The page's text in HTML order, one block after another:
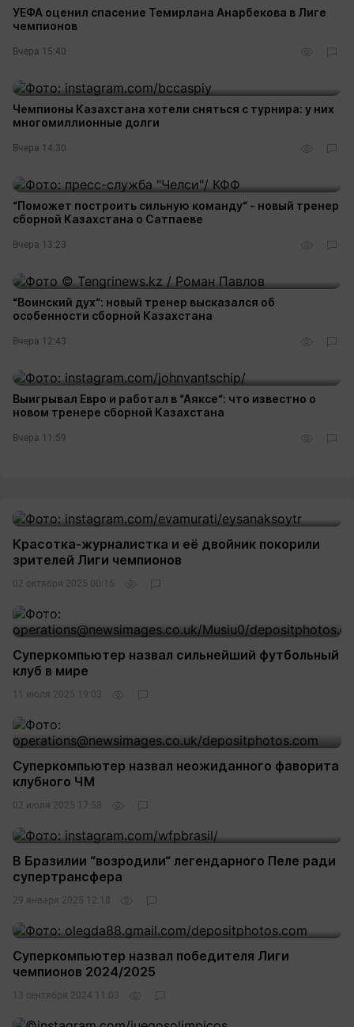
УЕФА оценил спасение Темирлана Анарбекова в Лиге
чемпионов
Вчера 15:40
Чемпионы Казахстана хотели сняться с турнира: у них
многомиллионные долги
Вчера 14:30
“Поможет построить сильную команду“ - новый тренер
сборной Казахстана о Сатпаеве
Вчера 13:23
“Воинский дух“: новый тренер высказался об
особенности сборной Казахстана
Вчера 12:43
Выигрывал Евро и работал в “Аяксе“: что известно о
новом тренере сборной Казахстана
Вчера 11:59
Красотка-журналистка и её двойник покорили
зрителей Лиги чемпионов
02 октября 2025 00:15
Суперкомпьютер назвал сильнейший футбольный
клуб в мире
11 июля 2025 19:03
Суперкомпьютер назвал неожиданного фаворита
клубного ЧМ
02 июля 2025 17:58
В Бразилии “возродили“ легендарного Пеле ради
супертрансфера
29 января 2025 12:18
Суперкомпьютер назвал победителя Лиги
чемпионов 2024/2025
13 сентября 2024 11:03